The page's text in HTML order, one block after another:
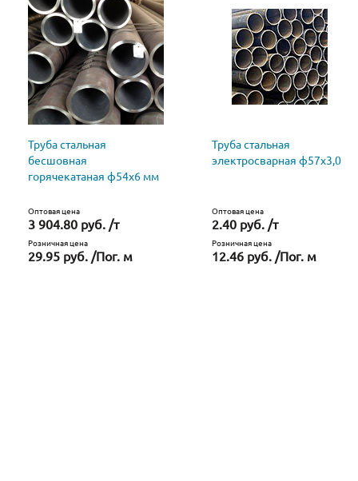
Труба стальная
бесшовная
горячекатаная ф54х6 мм
Оптовая цена
3 904.80 руб. /т
Розничная цена
29.95 руб. /Пог. м
Труба стальная
электросварная ф57х3,0
Оптовая цена
2.40 руб. /т
Розничная цена
12.46 руб. /Пог. м